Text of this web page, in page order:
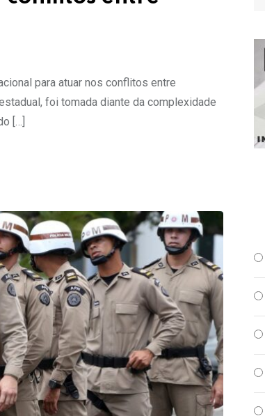
para atuar nos conflitos entre
foi tomada diante da complexidade
[…]